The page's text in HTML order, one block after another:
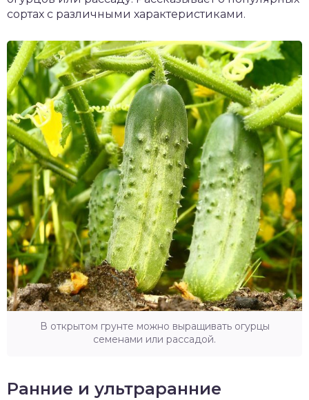
сортах с различными характеристиками.
В открытом грунте можно выращивать огурцы
семенами или рассадой.
Ранние и ультраранние